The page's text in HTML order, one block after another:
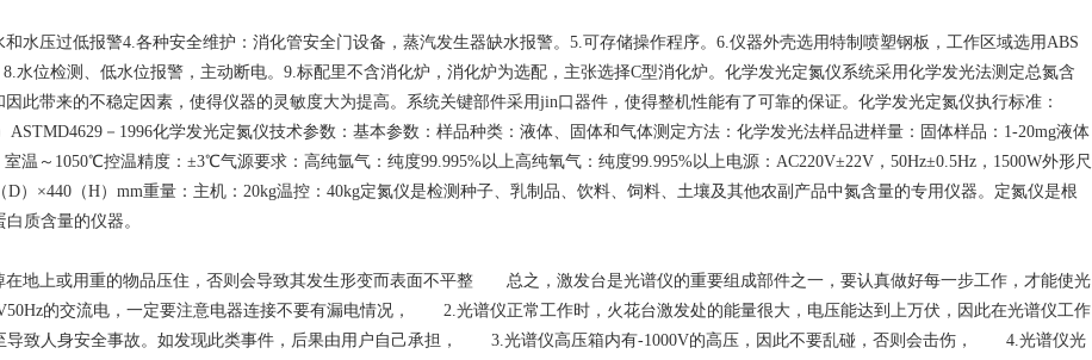
水压过低报警4.各种安全维护：消化管安全门设备，蒸汽发生器缺水报警。5.可存储操作程序。6.仪器外壳选用特制喷塑钢板，工作区域选用ABS
水位检测、低水位报警，主动断电。9.标配里不含消化炉，消化炉为选配，主张选择C型消化炉。化学发光定氮仪系统采用化学发光法测定总氮含
此带来的不稳定因素，使得仪器的灵敏度大为提高。系统关键部件采用jin口器件，使得整机性能有了可靠的保证。化学发光定氮仪执行标准：
－1996化学发光定氮仪技术参数：基本参数：样品种类：液体、固体和气体测定方法：化学发光法样品进样量：固体样品：1-20mg液体
温～1050℃控温精度：±3℃气源要求：高纯氩气：纯度99.995%以上高纯氧气：纯度99.995%以上电源：AC220V±22V，50Hz±0.5Hz，1500W外形尺
）×440（H）mm重量：主机：20kg温控：40kg定氮仪是检测种子、乳制品、饮料、饲料、土壤及其他农副产品中氮含量的专用仪器。定氮仪是根
质含量的仪器。
地上或用重的物品压住，否则会导致其发生形变而表面不平整 总之，激发台是光谱仪的重要组成部件之一，要认真做好每一步工作，才能使光
的交流电，一定要注意电器连接不要有漏电情况， 2.光谱仪正常工作时，火花台激发处的能量很大，电压能达到上万伏，因此在光谱仪工作
导致人身安全事故。如发现此类事件，后果由用户自己承担， 3.光谱仪高压箱内有-1000V的高压，因此不要乱碰，否则会击伤， 4.光谱仪光